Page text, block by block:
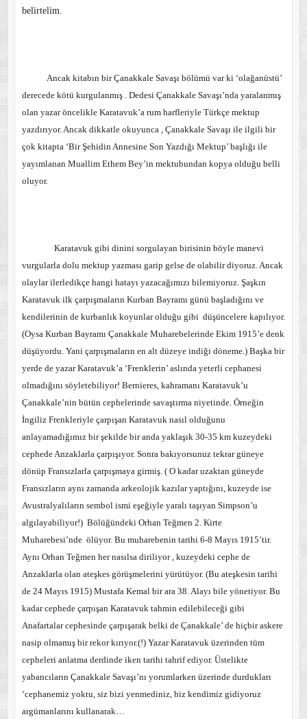
belirtelim.
Ancak kitabın bir Çanakkale Savaşı bölümü var ki ‘olağanüstü’
derecede kötü kurgulanmış . Dedesi Çanakkale Savaşı’nda yaralanmış
olan yazar öncelikle Karatavuk’a rum harfleriyle Türkçe mektup
yazdırıyor. Ancak dikkatle okuyunca , Çanakkale Savaşı ile ilgili bir
çok kitapta ‘Bir Şehidin Annesine Son Yazdığı Mektup’ başlığı ile
yayımlanan Muallim Ethem Bey’in mektubundan kopya olduğu belli
oluyor.
Karatavuk gibi dinini sorgulayan birisinin böyle manevi
vurgularla dolu mektup yazması garip gelse de olabilir diyoruz. Ancak
olaylar ilerledikçe hangi hatayı yazacağımızı bilemiyoruz. Şaşkın
Karatavuk ilk çarpışmaların Kurban Bayramı günü başladığını ve
kendilerinin de kurbanlık koyunlar olduğu gibi düşüncelere kapılıyor.
(Oysa Kurban Bayramı Çanakkale Muharebelerinde Ekim 1915’e denk
düşüyordu. Yani çarpışmaların en alt düzeye indiği döneme.) Başka bir
yerde de yazar Karatavuk’a ‘Frenklerin’ aslında yeterli cephanesi
olmadığını söyletebiliyor! Bernieres, kahramanı Karatavuk’u
Çanakkale’nin bütün cephelerinde savaştırma niyetinde. Örneğin
İngiliz Frenkleriyle çarpışan Karatavuk nasıl olduğunu
anlayamadığımız bir şekilde bir anda yaklaşık 30-35 kmkuzeydeki
cephede Anzaklarla çarpışıyor. Sonra bakıyorsunuz tekrar güneye
dönüp Fransızlarla çarpışmaya girmiş. ( O kadar uzaktan güneyde
Fransızların aynı zamanda arkeolojik kazılar yaptığını, kuzeyde ise
Avustralyalıların sembol ismi eşeğiyle yaralı taşıyan Simpson’u
algılayabiliyor!) Bölüğündeki Orhan Teğmen 2. Kirte
Muharebesi’nde ölüyor. Bu muharebenin tarihi 6-8 Mayıs 1915’tir.
Aynı Orhan Teğmen her nasılsa diriliyor , kuzeydeki cephe de
Anzaklarla olan ateşkes görüşmelerini yürütüyor. (Bu ateşkesin tarihi
de 24 Mayıs 1915) Mustafa Kemal bir ara 38. Alayı bile yönetiyor. Bu
kadar cephede çarpışan Karatavuk tahmin edilebileceği gibi
Anafartalar cephesinde çarpışarak belki de Çanakkale’ de hiçbir askere
nasip olmamış bir rekor kırıyor.(!) Yazar Karatavuk üzerinden tüm
cepheleri anlatma derdinde iken tarihi tahrif ediyor. Üstelikte
yabancıların Çanakkale Savaşı’nı yorumlarken üzerinde durdukları
‘cephanemiz yoktu, siz bizi yenmediniz, biz kendimiz gidiyoruz
argümanlarını kullanarak…